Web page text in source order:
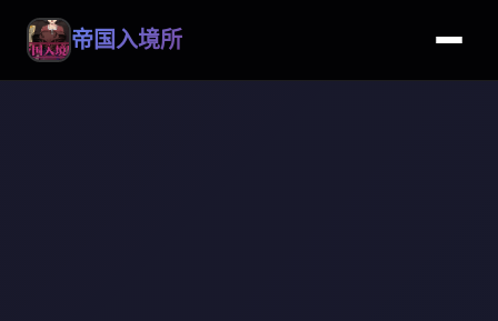
帝国入境所